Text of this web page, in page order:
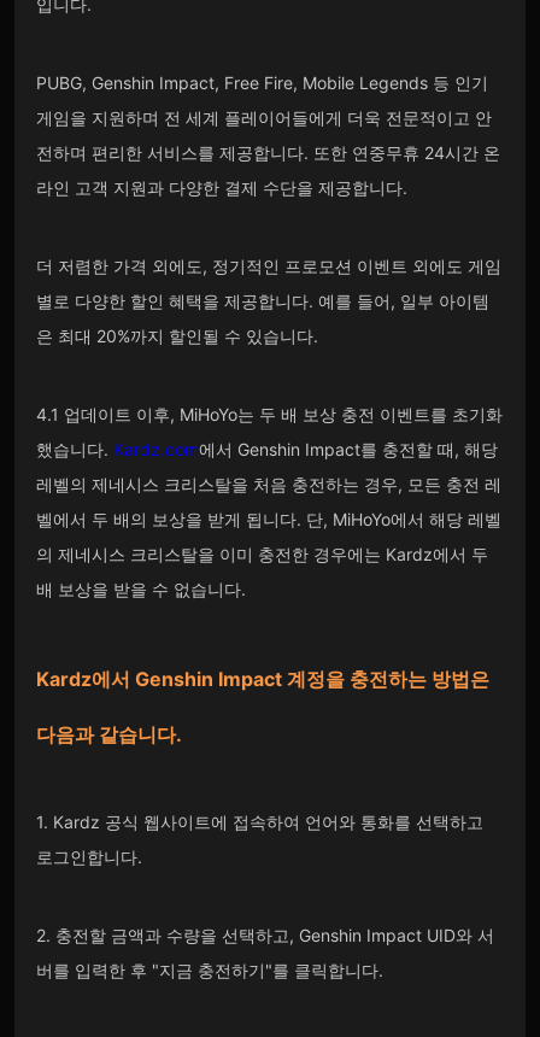
입니다.
PUBG, Genshin Impact, Free Fire, Mobile Legends 등 인기
게임을 지원하며 전 세계 플레이어들에게 더욱 전문적이고 안
전하며 편리한 서비스를 제공합니다. 또한 연중무휴 24시간 온
라인 고객 지원과 다양한 결제 수단을 제공합니다.
더 저렴한 가격 외에도, 정기적인 프로모션 이벤트 외에도 게임
별로 다양한 할인 혜택을 제공합니다. 예를 들어, 일부 아이템
은 최대 20%까지 할인될 수 있습니다.
4.1 업데이트 이후, MiHoYo는 두 배 보상 충전 이벤트를 초기화
했습니다. Kardz.com에서 Genshin Impact를 충전할 때, 해당
레벨의 제네시스 크리스탈을 처음 충전하는 경우, 모든 충전 레
벨에서 두 배의 보상을 받게 됩니다. 단, MiHoYo에서 해당 레벨
의 제네시스 크리스탈을 이미 충전한 경우에는 Kardz에서 두
배 보상을 받을 수 없습니다.
Kardz에서 Genshin Impact계정을 충전하는 방법은
다음과 같습니다.
1. Kardz 공식 웹사이트에 접속하여 언어와 통화를 선택하고
로그인합니다.
2. 충전할 금액과 수량을 선택하고, Genshin Impact UID와 서
버를 입력한 후 "지금 충전하기"를 클릭합니다.